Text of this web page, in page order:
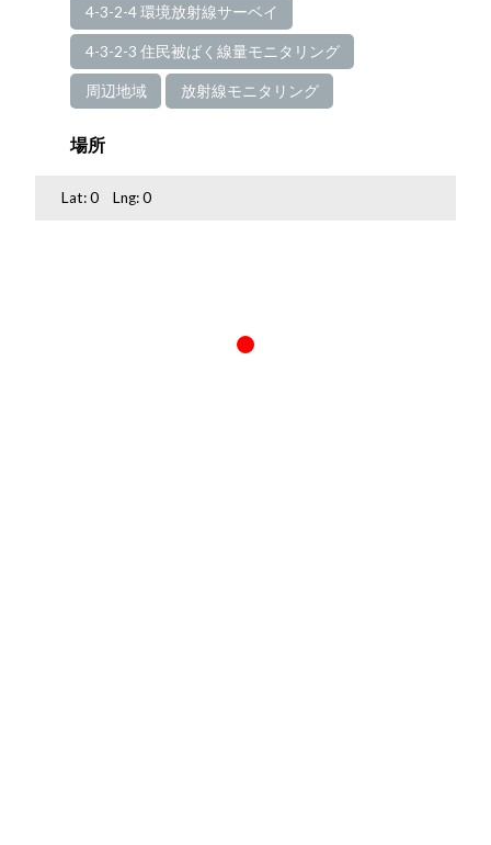
4-3-2-4 環境放射線サーベイ
4-3-2-3 住民被ばく線量モニタリング
周辺地域 放射線モニタリング
場所
Lat:0 Lng:0